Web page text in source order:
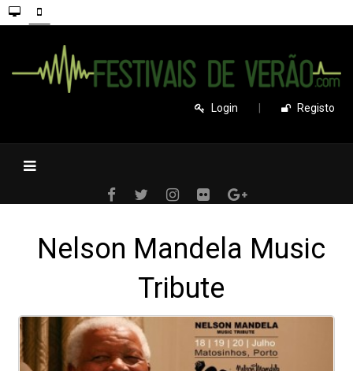
Login Registo
Nelson Mandela Music
Tribute